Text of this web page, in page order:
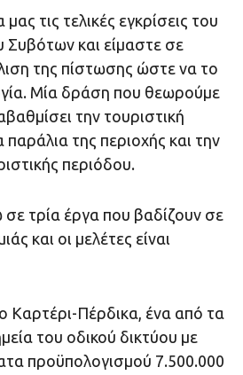
τις τελικές εγκρίσεις του
Συβότων και είμαστε σε
της πίστωσης ώστε να το
Μία δράση που θεωρούμε
την τουριστική
της περιοχής και την
περιόδου.
τρία έργα που βαδίζουν σε
και οι μελέτες είναι
Καρτέρι-Πέρδικα, ένα από τα
του οδικού δικτύου με
προϋπολογισμού 7.500.000